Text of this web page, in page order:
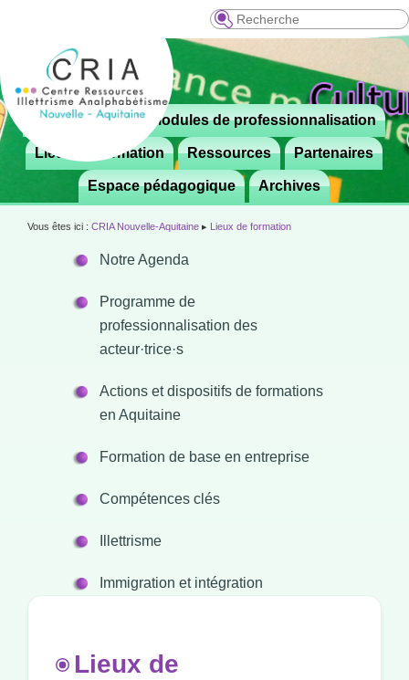
Recherche
Menu
principal
Aller
contenu
principal
 Le CRIA Modules de professionnalisation
Lieux de formation Ressources Partenaires
Espace pédagogique Archives
Vous êtes ici : CRIA Nouvelle-Aquitaine ▸ Lieux de formation
Notre Agenda
Programme de
professionnalisation des
acteur·trice·s
Actions et dispositifs de formations
en Aquitaine
Formation de base en entreprise
Compétences clés
Illettrisme
Immigration et intégration
Lieux de